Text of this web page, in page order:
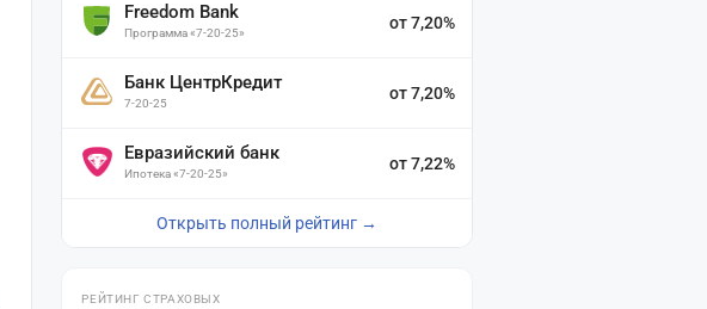
Freedom Bank
Программа «7-20-25»
от 7,20%
Банк ЦентрКредит
7-20-25
от 7,20%
Евразийский банк
Ипотека «7-20-25»
от 7,22%
Открыть полный рейтинг →
РЕЙТИНГ СТРАХОВЫХ